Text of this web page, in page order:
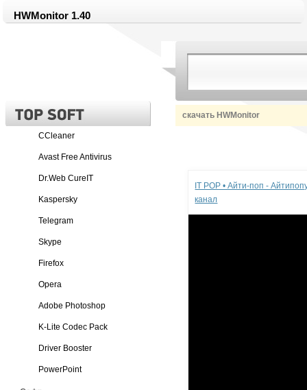
HWMonitor 1.40
скачать HWMonitor
CCleaner
Avast Free Antivirus
Dr.Web CureIT
Kaspersky
Telegram
Skype
Firefox
Opera
Adobe Photoshop
K-Lite Codec Pack
Driver Booster
PowerPoint
IT POP • Айти-поп -
канал